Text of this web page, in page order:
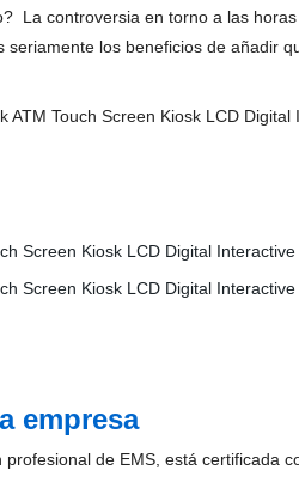
La controversia en torno a las
seriamente los beneficios de añadir
empresa
profesional de EMS, está certificada